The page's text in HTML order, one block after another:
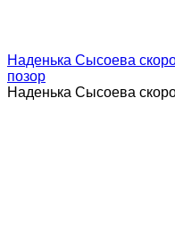
Наденька Сысоева
позор
Наденька Сысоева